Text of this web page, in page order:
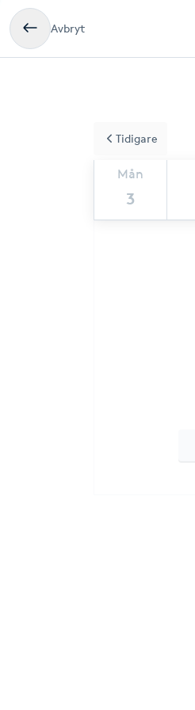
Avbryt
Mån
3
Tidigare